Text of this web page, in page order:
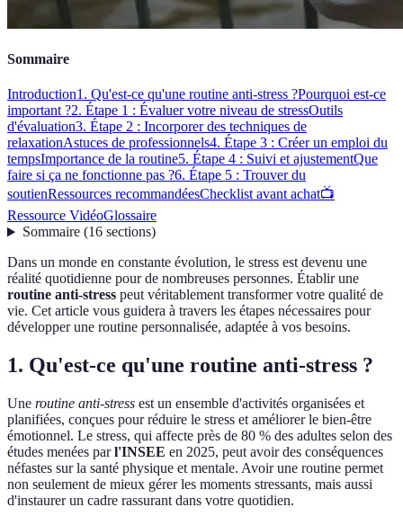
Sommaire
Introduction1. Qu'est-ce qu'une routine anti-stress ?Pourquoi est-ce
important ?2. Étape 1 : Évaluer votre niveau de stressOutils
d'évaluation3. Étape 2 : Incorporer des techniques de
relaxationAstuces de professionnels4. Étape 3 : Créer un emploi du
tempsImportance de la routine5. Étape 4 : Suivi et ajustementQue
faire si ça ne fonctionne pas ?6. Étape 5 : Trouver du
soutienRessources recommandéesChecklist avant achat📺
Ressource VidéoGlossaire
Sommaire(16 sections)
Dans un monde en constante évolution, le stress est devenu une
réalité quotidienne pour de nombreuses personnes. Établir une
routine anti-stress peut véritablement transformer votre qualité de
vie. Cet article vous guidera à travers les étapes nécessaires pour
développer une routine personnalisée, adaptée à vos besoins.
1. Qu'est-ce qu'une routine anti-stress ?
Une routine anti-stress est un ensemble d'activités organisées et
planifiées, conçues pour réduire le stress et améliorer le bien-être
émotionnel. Le stress, qui affecte près de 80 % des adultes selon des
études menées parl'INSEE en 2025, peut avoir des conséquences
néfastes sur la santé physique et mentale. Avoir une routine permet
non seulement de mieux gérer les moments stressants, mais aussi
d'instaurer un cadre rassurant dans votre quotidien.